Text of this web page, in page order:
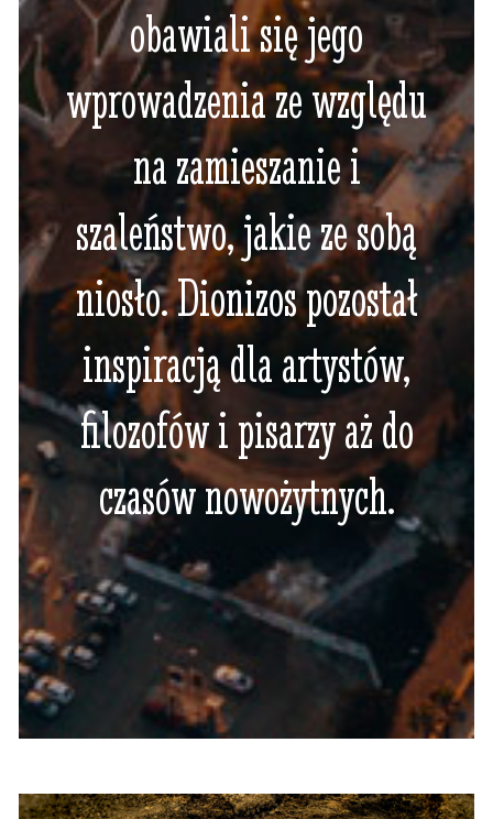
obawiali się jego
wprowadzenia ze względu
na zamieszanie i
szaleństwo, jakie ze sobą
niosło. Dionizos pozostał
inspiracją dla artystów,
filozofów i pisarzy aż do
czasów nowożytnych.